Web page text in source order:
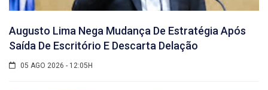
Augusto Lima Nega Mudança De Estratégia Após
Saída De Escritório E Descarta Delação
05 AGO 2026 - 12:05H